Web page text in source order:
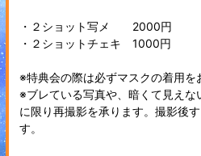
・２ショット写メ 2000円
・２ショットチェキ 1000円
※特典会の際は必ずマスクの着用を
※ブレている写真や、暗くて見えな
に限り再撮影を承ります。撮影後
す。